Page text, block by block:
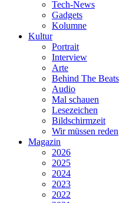
Tech-News
Gadgets
Kolumne
Kultur
Portrait
Interview
Arte
Behind The Beats
Audio
Mal schauen
Lesezeichen
Bildschirmzeit
Wir müssen reden
Magazin
2026
2025
2024
2023
2022